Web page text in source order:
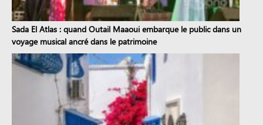
Sada El Atlas : quand Outail Maaoui embarque le public dans un
voyage musical ancré dans le patrimoine